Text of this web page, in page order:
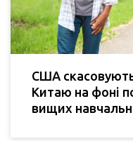
США скасовують
Китаю на фоні
вищих